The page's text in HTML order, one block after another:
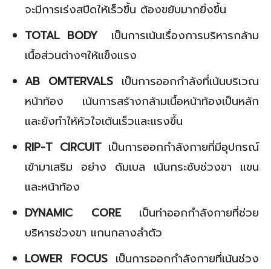
จะมีการเร่งสปีดให้เร็วขึ้น ต้องขยับมากยิ่งขึ้น
TOTAL BODYเป็นการเน้นเรื่องการบริหารกล้าม
เนื้อส่วนต่างๆให้แข็งแรง
AB OMTERVALS เป็นการออกกำลังที่เน้นบริเวณ
หน้าท้อง เน้นการสร้างกล้ามเนื้อหน้าท้องเป็นหลัก
และยังทำให้หัวใจเต้นเร็วและแรงขึ้น
RIP-T CIRCUITเป็นการออกกำลังกายที่มีอุปกรณ์
เข้ามาเสริม อย่าง ดัมเบล เน้นกระชับช่วงขา แขน
และหน้าท้อง
DYNAMIC COREเป็นท่าออกกำลังกายที่ช่วย
บริหารช่วงขา แกนกลางลำตัว
LOWER FOCUSเป็นการออกกำลังกายที่เน้นช่วง